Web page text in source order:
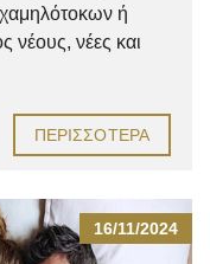
ή
νέους, νέες και
ΠΕΡΙΣΣΌΤΕΡΑ
16/11/2024